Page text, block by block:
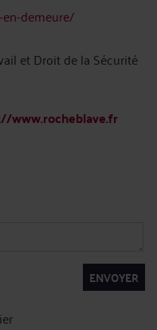
demeure/
et Droit de la Sécurité
www.rocheblave.fr
ENVOYER